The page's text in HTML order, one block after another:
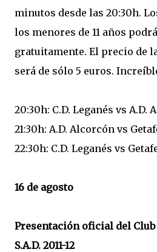
minutos desde las 20:30h.
los menores de 11 años
gratuitamente. El precio de
será de sólo 5 euros.
20:30h: C.D. Leganés vs A.D.
21:30h: A.D. Alcorcón vs
22:30h: C.D. Leganés vs
16 de agosto
Presentación oficial del
S.A.D. 2011-12